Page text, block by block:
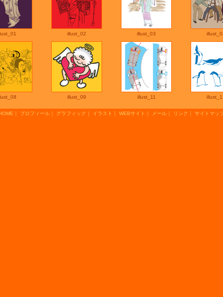
illust_02 illust_03
illust_09 illust_11
プロフィール グラフィック イラスト WEBサイト メール リンク サイトマッ